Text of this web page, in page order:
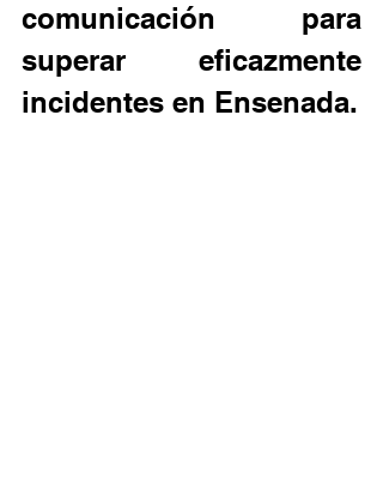
comunicación para
superar eficazmente
incidentes en Ensenada.